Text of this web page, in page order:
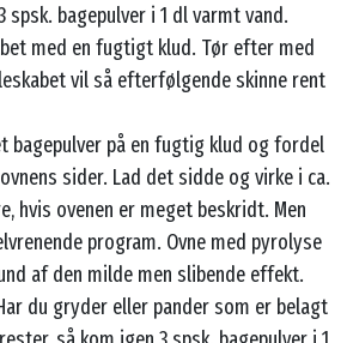
bagepulver i 1 dl varmt vand.
med en fugtigt klud. Tør efter med
vil så efterfølgende skinne rent
bagepulver på en fugtig klud og fordel
sider. Lad det sidde og virke i ca.
hvis ovenen er meget beskridt. Men
program. Ovne med pyrolyse
af den milde men slibende effekt.
du gryder eller pander som er belagt